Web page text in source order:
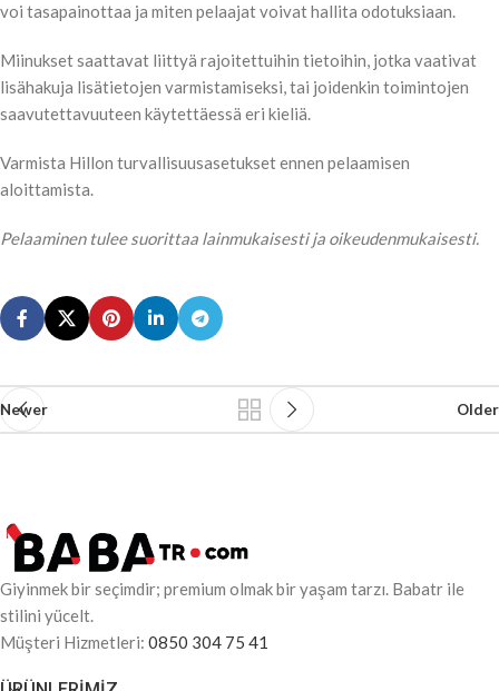
voi tasapainottaa ja miten pelaajat voivat hallita odotuksiaan.
Miinukset saattavat liittyä rajoitettuihin tietoihin, jotka vaativat
lisähakuja lisätietojen varmistamiseksi, tai joidenkin toimintojen
saavutettavuuteen käytettäessä eri kieliä.
Varmista Hillon turvallisuusasetukset ennen pelaamisen
aloittamista.
Pelaaminen tulee suorittaa lainmukaisesti ja oikeudenmukaisesti.
Newer Older
Giyinmek bir seçimdir; premium olmak bir yaşam tarzı. Babatr ile
stilini yücelt.
Müşteri Hizmetleri: 0850 304 75 41